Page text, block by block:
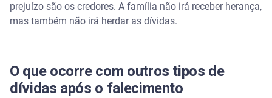
prejuízo são os credores. A família não irá receber herança,
mas também não irá herdar as dívidas.
O que ocorre com outros tipos de
dívidas após o falecimento